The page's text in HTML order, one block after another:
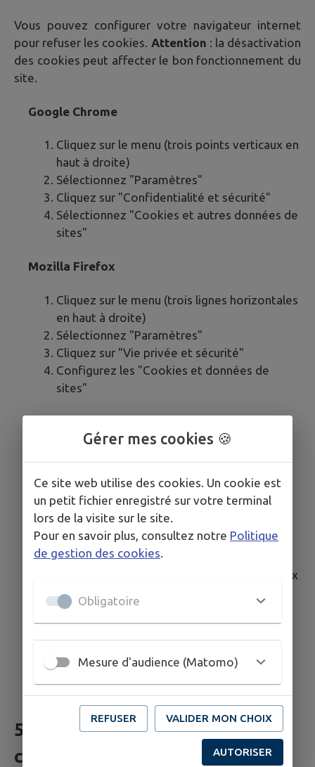
Vous pouvez configurer votre navigateur internet
pour refuser les cookies. Attention : la désactivation
des cookies peut affecter le bon fonctionnement du
site.
Google Chrome
Cliquez sur le menu (trois points verticaux en
haut à droite)
Sélectionnez "Paramètres"
Cliquez sur "Confidentialité et sécurité"
Sélectionnez "Cookies et autres données de
sites"
Mozilla Firefox
Cliquez sur le menu (trois lignes horizontales
en haut à droite)
Sélectionnez "Paramètres"
Cliquez sur "Vie privée et sécurité"
Configurez les "Cookies et données de
sites"
Cliquez sur l'onglet "Confidentialité"
Gérez les cookies dans cette section
Microsoft Edge
Cliquez sur le menu (trois points horizontaux
en haut à droite)
Sélectionnez "Paramètres"
Cliquez sur "Cookies et autorisations de
site"
Gérez vos préférences de cookies
5. Durée de conservation des
cookies
Gérer mes cookies 🍪
Ce site web utilise des cookies. Un cookie est
un petit fichier enregistré sur votre terminal
lors de la visite sur le site.
Pour en savoir plus, consultez notre Politique
de gestion des cookies
Obligatoire
Mesure d'audience (Matomo)
REFUSER VALIDER MON CHOIX
AUTORISER